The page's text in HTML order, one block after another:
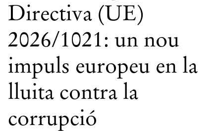
Directiva (UE)
2026/1021: un nou
impuls europeu en la
lluita contra la
corrupció